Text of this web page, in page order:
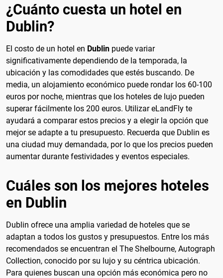
¿Cuánto cuesta un hotel en
Dublin?
El costo de un hotel en Dublin puede variar
significativamente dependiendo de la temporada, la
ubicación y las comodidades que estés buscando. De
media, un alojamiento económico puede rondar los 60-100
euros por noche, mientras que los hoteles de lujo pueden
superar fácilmente los 200 euros. Utilizar eLandFly te
ayudará a comparar estos precios y a elegir la opción que
mejor se adapte a tu presupuesto. Recuerda que Dublin es
una ciudad muy demandada, por lo que los precios pueden
aumentar durante festividades y eventos especiales.
Cuáles son los mejores hoteles
en Dublin
Dublin ofrece una amplia variedad de hoteles que se
adaptan a todos los gustos y presupuestos. Entre los más
recomendados se encuentran el The Shelbourne, Autograph
Collection, conocido por su lujo y su céntrica ubicación.
Para quienes buscan una opción más económica pero no